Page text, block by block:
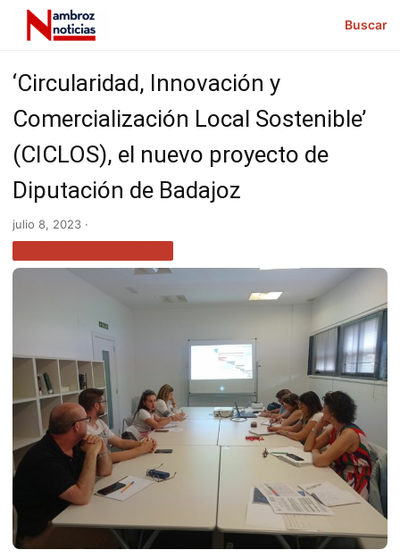
Buscar
‘Circularidad, Innovación y
Comercialización Local Sostenible’
(CICLOS), el nuevo proyecto de
Diputación de Badajoz
julio 8, 2023 ·